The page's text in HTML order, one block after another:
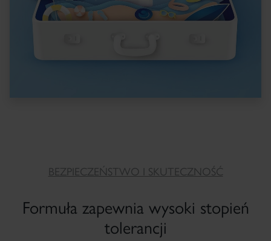
BEZPIECZEŃSTWO I SKUTECZNOŚĆ
Formuła zapewnia wysoki stopień
tolerancji